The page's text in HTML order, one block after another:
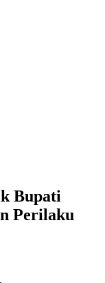
Bupati
Perilaku